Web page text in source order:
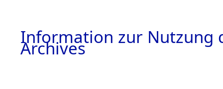
Information zur Nutzung
Archives